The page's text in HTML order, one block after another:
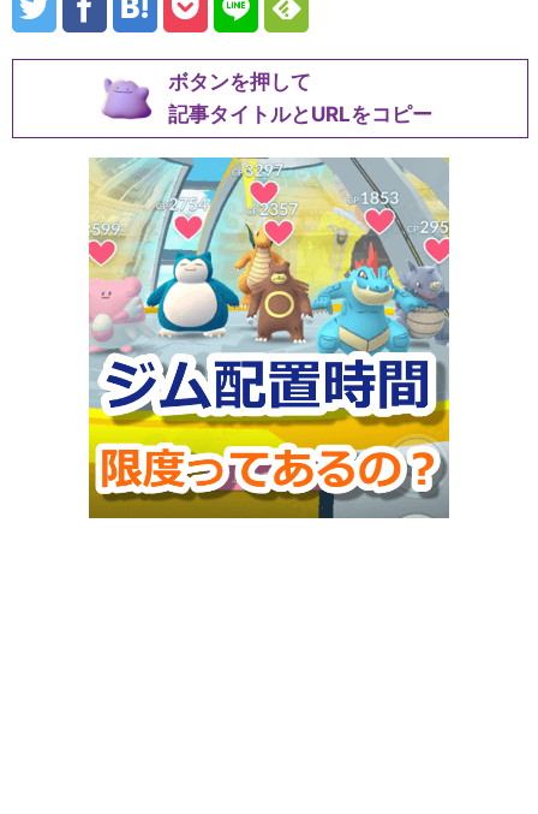
ボタンを押して
記事タイトルとURLをコピー